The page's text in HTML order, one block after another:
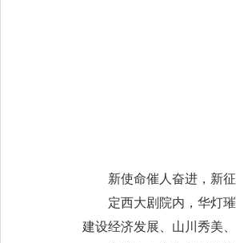
新使命催人奋进，新征
定西大剧院内，华灯璀
建设经济发展、山川秀美